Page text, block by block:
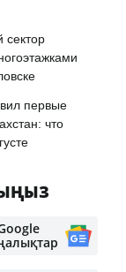
сектор
первые
что